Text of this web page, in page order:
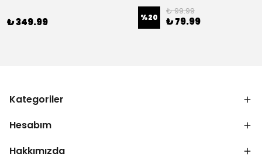
₺ 349.99 %20
₺ 99.99
₺ 79.99
Kategoriler
Hesabım
Hakkımızda